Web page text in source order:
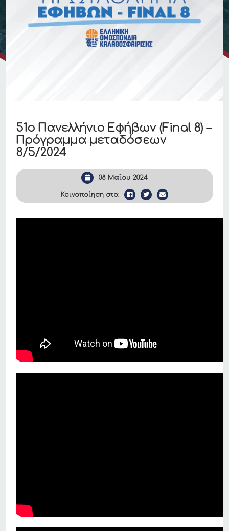
51ο Πανελλήνιο Εφήβων (Final 8) –
Πρόγραμμα μεταδόσεων
8/5/2024
08 Μαΐου 2024
Κοινοποίηση στο: